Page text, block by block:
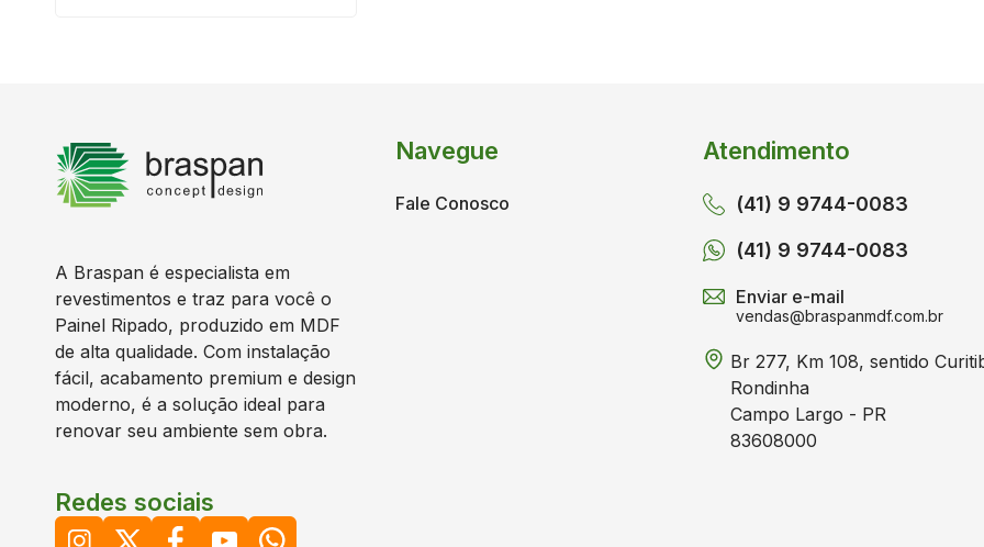
A Braspan é especialista em
revestimentos e traz para você o
Painel Ripado, produzido em MDF
de alta qualidade. Com instalação
fácil, acabamento premium e design
moderno, é a solução ideal para
renovar seu ambiente sem obra.
Redes sociais
Navegue
Fale Conosco
Atendimento
(41) 9 9744-0083
(41) 9 9744-0083
Enviar e-mail
vendas@braspanmdf.com.br
Br 277, Km 108, sentido
Rondinha
Campo Largo - PR
83608000